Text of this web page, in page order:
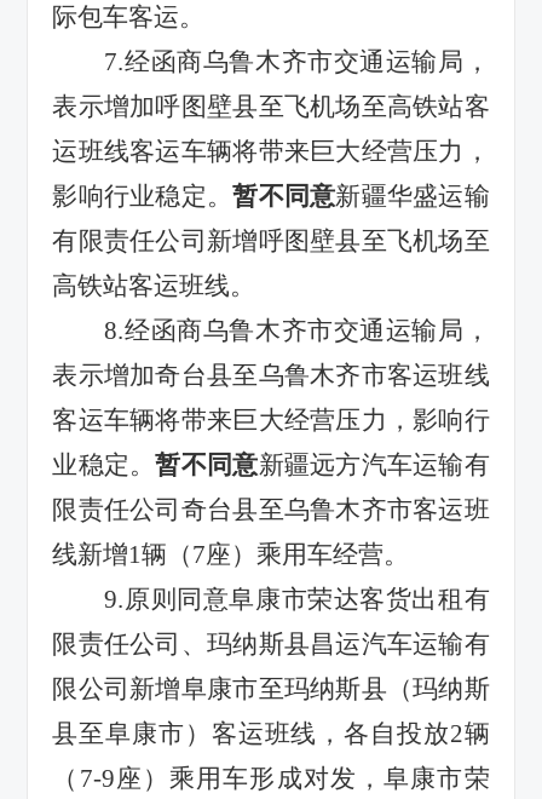
际包车客运。
7.经函商乌鲁木齐市交通运输局，
表示增加呼图壁县至飞机场至高铁站客
运班线客运车辆将带来巨大经营压力，
影响行业稳定。暂不同意新疆华盛运输
有限责任公司新增呼图壁县至飞机场至
高铁站客运班线。
8.经函商乌鲁木齐市交通运输局，
表示增加奇台县至乌鲁木齐市客运班线
客运车辆将带来巨大经营压力，影响行
业稳定。暂不同意新疆远方汽车运输有
限责任公司 奇台县至乌鲁木齐市客运班
线新增1辆（7座）乘用车经营。
9.原则同意阜康市荣达客货出租有
限责任公司、玛纳斯县昌运汽车运输有
限公司新增阜康市至玛纳斯县（玛纳斯
县至阜康市）客运班线，各自投放2辆
（ 7-9座）乘用车形成对发，阜康市荣